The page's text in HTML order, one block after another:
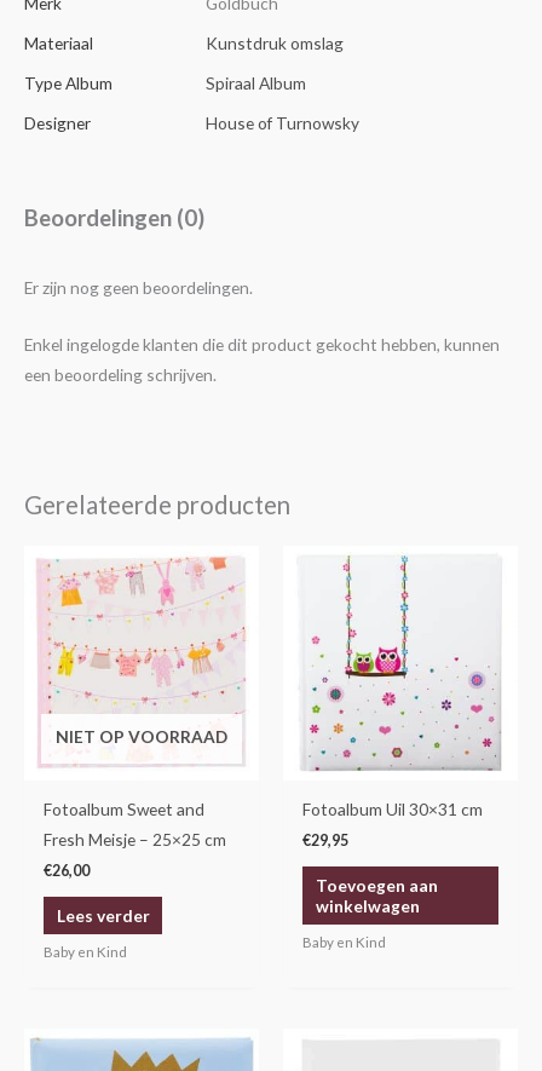
Materiaal
Kunstdruk omslag
Type Album
Spiraal Album
Designer
House of Turnowsky
Beoordelingen (0)
Er zijn nog geen beoordelingen.
Enkel ingelogde klanten die dit product gekocht hebben, kunnen
een beoordeling schrijven.
Gerelateerde producten
NIET OP VOORRAAD
Fotoalbum Sweet and
Fresh Meisje – 25×25 cm
€26,00
Lees verder
Baby en Kind
Fotoalbum Uil 30×31 cm
€29,95
Toevoegen aan
winkelwagen
Baby en Kind